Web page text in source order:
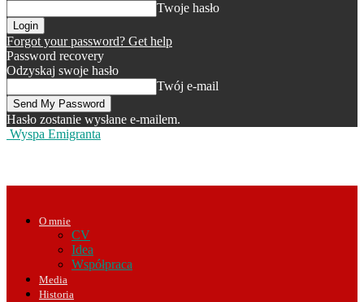
Twoje hasło
Forgot your password? Get help
Password recovery
Odzyskaj swoje hasło
Twój e-mail
Hasło zostanie wysłane e-mailem.
Wyspa Emigranta
O mnie
CV
Idea
Współpraca
Media
Historia